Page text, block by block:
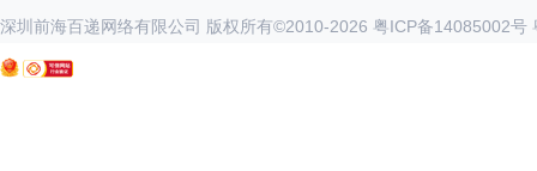
深圳前海百递网络有限公司 版权所有©2010-2026 粤ICP备14085002号